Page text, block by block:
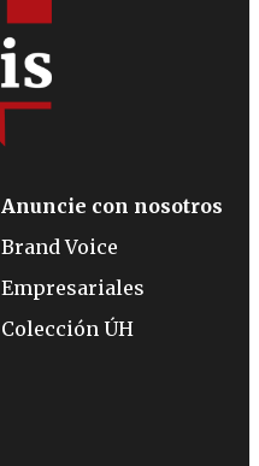
Anuncie con nosotros
Brand Voice
Empresariales
Colección ÚH